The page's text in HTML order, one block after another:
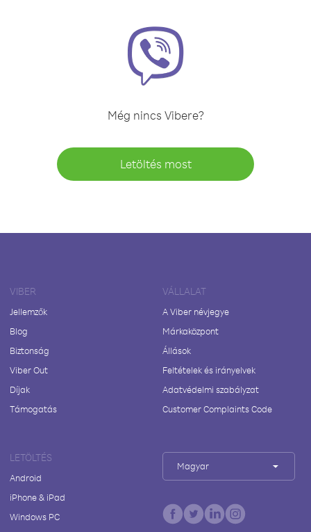
Még nincs Vibere?
Letöltés most
VIBER
Jellemzők
Blog
Biztonság
Viber Out
Díjak
Támogatás
VÁLLALAT
A Viber névjegye
Márkaközpont
Állások
Feltételek és irányelvek
Adatvédelmi szabályzat
Customer Complaints Code
LETÖLTÉS
Android
iPhone & iPad
Windows PC
Magyar